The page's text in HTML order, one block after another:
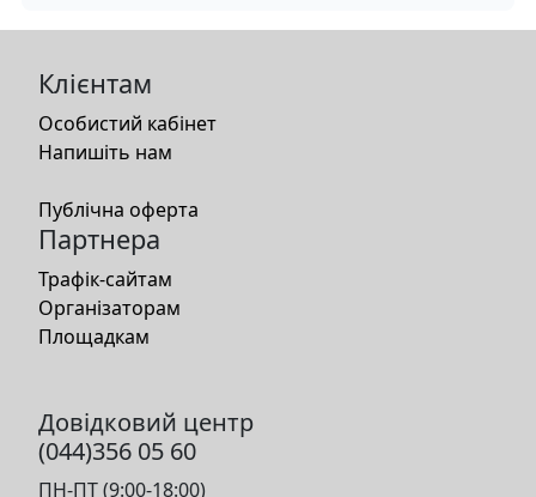
Клієнтам
Особистий кабінет
Напишіть нам
Публічна оферта
Партнера
Трафік-сайтам
Організаторам
Площадкам
Довідковий центр
(044)356 05 60
ПН-ПТ (9:00-18:00)